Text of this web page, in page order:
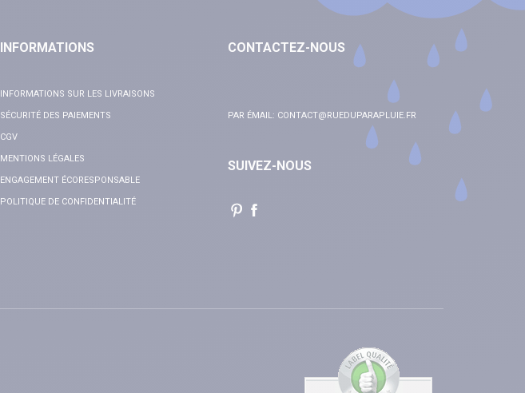
INFORMATIONS
INFORMATIONS SUR LES LIVRAISONS
SÉCURITÉ DES PAIEMENTS
CGV
MENTIONS LÉGALES
ENGAGEMENT ÉCORESPONSABLE
POLITIQUE DE CONFIDENTIALITÉ
CONTACTEZ-NOUS
PAR ÉMAIL: CONTACT@RUEDUPARAPLUIE.FR
SUIVEZ-NOUS